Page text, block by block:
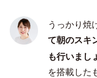
うっかり焼
て朝のスキ
も行いまし
を搭載した